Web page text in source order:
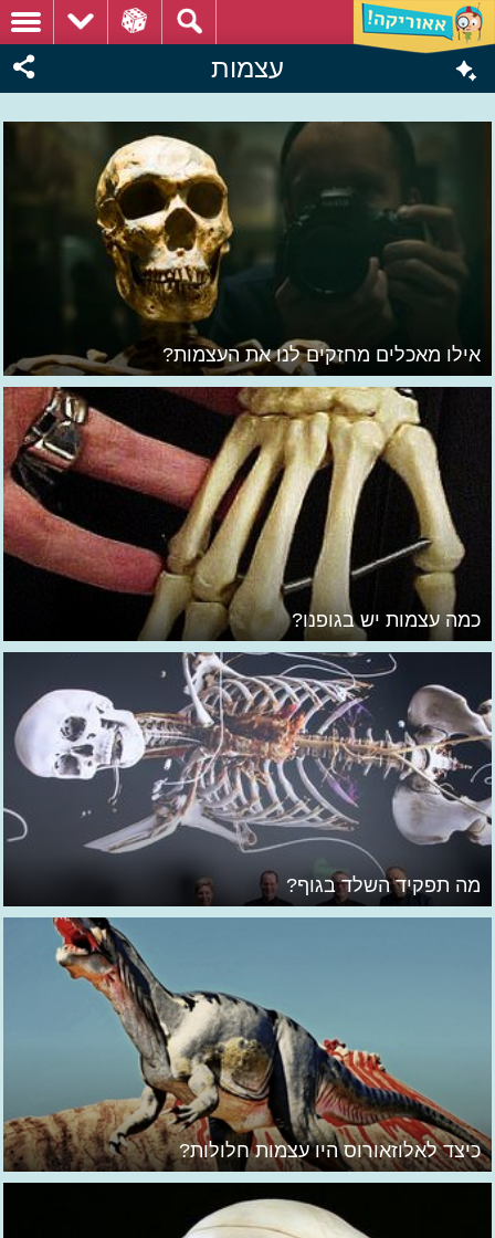
עצמות
אילו מאכלים מחזקים לנו את העצמות?
כמה עצמות יש בגופנו?
מה תפקיד השלד בגוף?
כיצד לאלוזאורוס היו עצמות חלולות?